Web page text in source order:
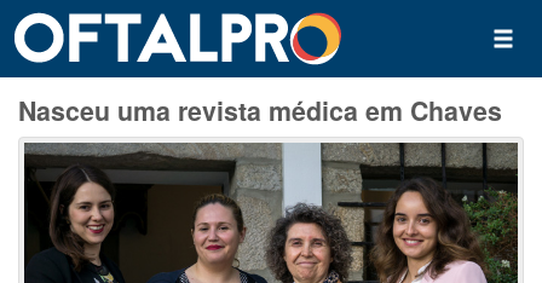
Nasceu uma revista médica em Chaves